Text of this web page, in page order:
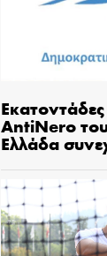
AntiNero
Ελλάδα